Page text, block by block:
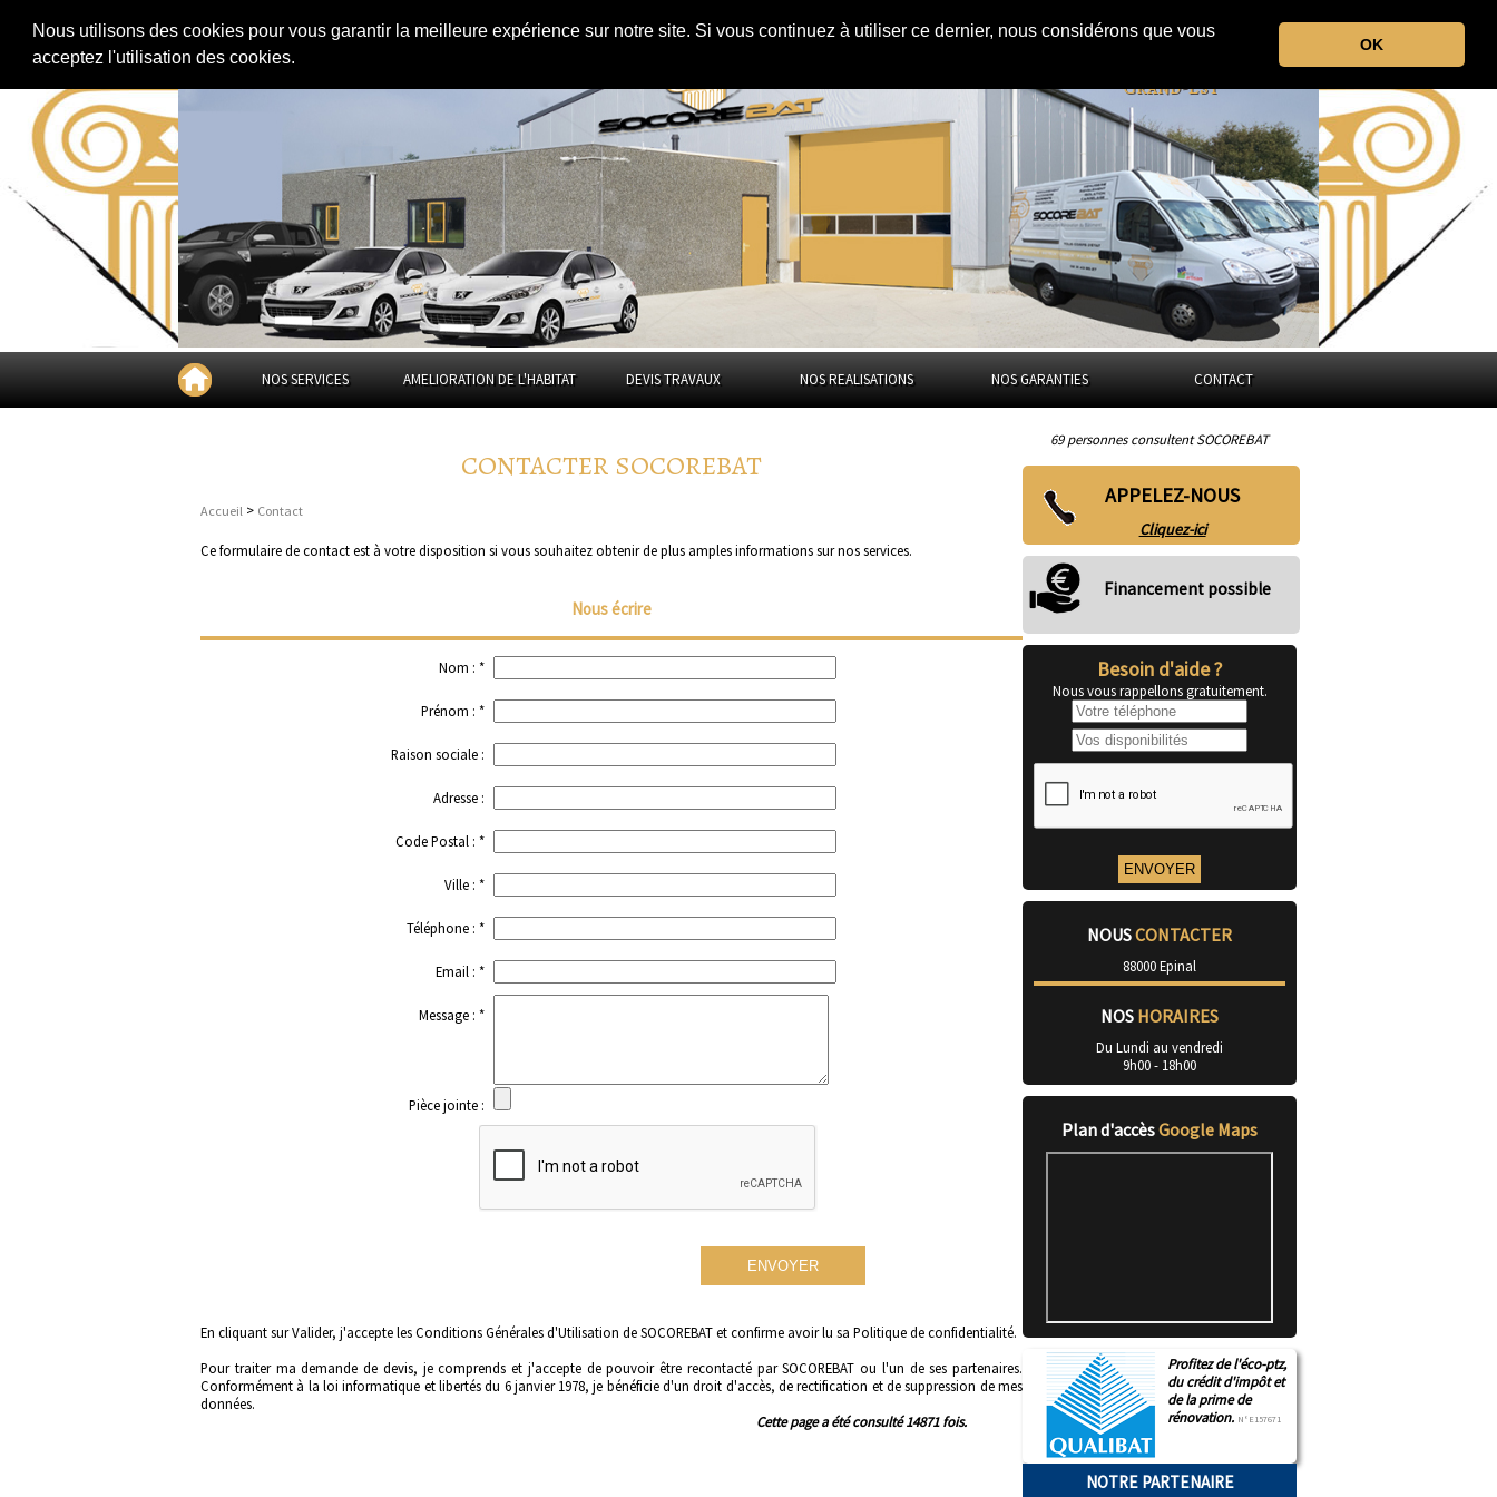
Nous utilisons des cookies pour vous garantir la meilleure expérience sur notre site. Si vous continuez à utiliser ce dernier, nous considérons que vous
acceptez l'utilisation des cookies.
OK
EXTENSION DE MAISON RÉNOVATION DE MAISON AMÉNAGEMENT DES COMBLES
Grand-Est
NOS SERVICES AMELIORATION DE L'HABITAT DEVIS TRAVAUX NOS REALISATIONS NOS GARANTIES CONTACT
CONTACTER SOCOREBAT
Accueil > Contact
Ce formulaire de contact est à votre disposition si vous souhaitez obtenir de plus amples informations sur nos services.
Nous écrire
Nom : *
Prénom : *
Raison sociale :
Adresse :
Code Postal : *
Ville : *
Téléphone : *
Email : *
Message : *
Pièce jointe :
En cliquant sur Valider, j'accepte lesConditions Générales d'Utilisation de SOCOREBAT et confirme avoir lu sa Politique de confidentialité.
Pour traiter ma demande de devis, je comprends et j'accepte de pouvoir être recontacté par SOCOREBAT ou l'un de ses partenaires.
Conformément à la loi informatique et libertés du 6 janvier 1978, je bénéficie d'un droit d'accès, de rectification et de suppression de mes
données.
Cette page a été consulté 14871 fois.
69 personnes consultent SOCOREBAT
APPELEZ-NOUS
Cliquez-ici
Financement possible
Besoin d'aide ?
Nous vous rappellons gratuitement.
NOUSCONTACTER
88000 Epinal
NOS HORAIRES
Du Lundi au vendredi
9h00 - 18h00
Plan d'accèsGoogle Maps
Profitez de l'éco-ptz,
du crédit d'impôt et
de la prime de
rénovation. N°E157671
NOTRE PARTENAIRE